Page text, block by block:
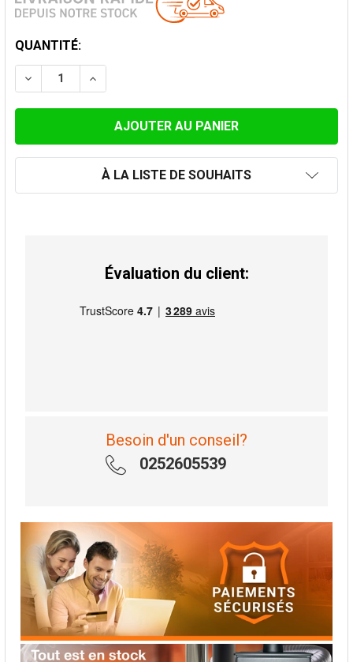
STOCK
ACTUEL:
QUANTITÉ:
DIMINUER LA QUANTITÉ DE LONGUEUR
AUGMENTER LA QUANTITÉ DE LONGUEUR
À LA LISTE DE SOUHAITS
Évaluation du client:
Besoin d'un conseil?
0252605539